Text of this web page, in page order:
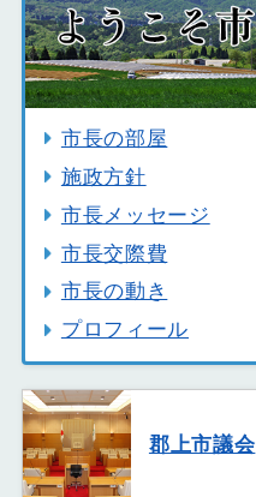
市長の部屋
施政方針
市長メッセージ
市長交際費
市長の動き
プロフィール
郡上市議会